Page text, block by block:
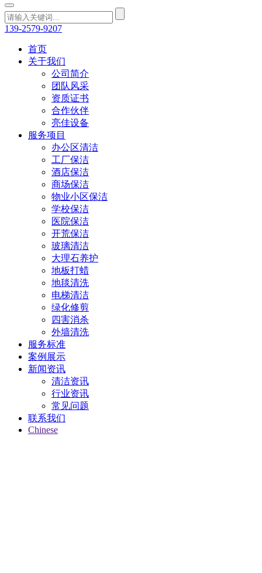
139-2579-9207
首页
关于我们
公司简介
团队风采
资质证书
合作伙伴
亮佳设备
服务项目
办公区清洁
工厂保洁
酒店保洁
商场保洁
物业小区保洁
学校保洁
医院保洁
开荒保洁
玻璃清洁
大理石养护
地板打蜡
地毯清洗
电梯清洁
绿化修剪
四害消杀
外墙清洗
服务标准
案例展示
新闻资讯
清洁资讯
行业资讯
常见问题
联系我们
Chinese